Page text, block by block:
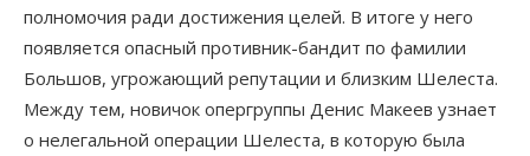
полномочия ради достижения целей. В итоге у него
появляется опасный противник-бандит по фамилии
Большов, угрожающий репутации и близким Шелеста.
Между тем, новичок опергруппы Денис Макеев узнает
о нелегальной операции Шелеста, в которую была